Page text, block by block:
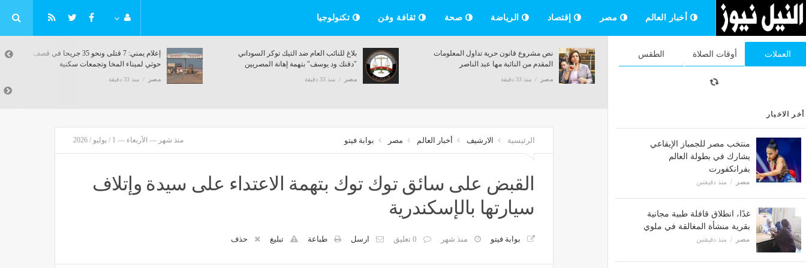
أخبار العالم مصر إقتصاد الرياضة صحة ثقافة وفن تكنولوجيا
العملات أوقات الصلاة الطقس
أخر الاخبار
منتخب مصر للجمباز الإيقاعي
يشارك في بطولة العالم
بفرانكفورت
مصر منذ دقيقتين
غدًا، انطلاق قافلة طبية مجانية
بقرية منشأة المغالقة في ملوي
مصر منذ دقيقتين
بلاغ للنائب العام ضد التيك توكر السوداني
"دقنك ود يوسف" بتهمة إهانة المصريين
مصر
نص مشروع قانون حرية تداول المعلومات
المقدم من النائبة مها عبد الناصر
مصر منذ 33 دقيقة
تجارة عين شمس: إتاحة فرصة التخرج في 3
سنوات للطلاب المتفوقين
مصر منذ 33 دقيقة
الإسكان تواصل تنفيذ 25 ألف وحدة بـ"سكن
لكل المصريين" في أكتوبر الجديدة
الرئيسية الارشيف أخبار العالم مصر بوابة فيتو منذ شهر — الأربعاء — 1 / يوليو / 2026
القبض على سائق توك توك بتهمة الاعتداء على سيدة وإتلاف
سيارتها بالإسكندرية
بوابة فيتو منذ شهر 0 تعليق ارسل طباعة تبليغ حذف